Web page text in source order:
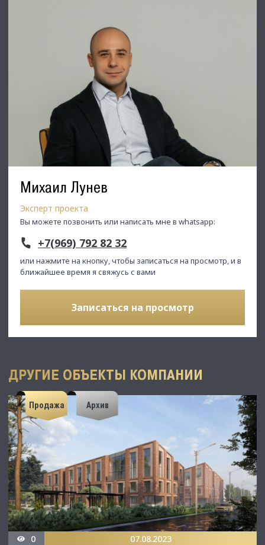
Михаил Лунев
Эксперт проекта
Вы можете позвонить или написать мне в whatsapp:
+7(969) 792 82 32
или нажмите на кнопку, чтобы записаться на просмотр, и в
ближайшее время я свяжусь с вами
Записаться на просмотр
ДРУГИЕ ОБЪЕКТЫ КОМПАНИИ
Продажа Архив
0 07.08.2023